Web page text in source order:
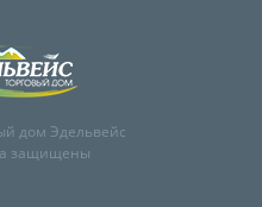
дом Эдельвейс
защищены